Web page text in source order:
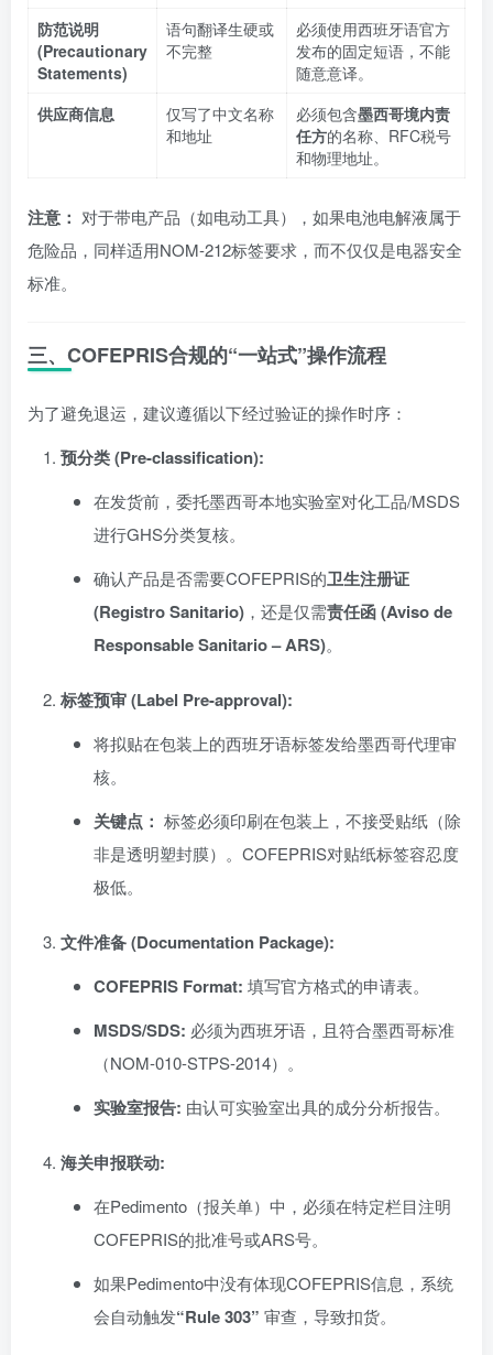
防范说明
(Precautionary
Statements)
语句翻译生硬或
不完整
必须使用西班牙语官方
发布的固定短语，不能
随意意译。
供应商信息
仅写了中文名称
和地址
必须包含墨西哥境内责
任方的名称、RFC税号
和物理地址。
注意： 对于带电产品（如电动工具），如果电池电解液属于
危险品，同样适用NOM-212标签要求，而不仅仅是电器安全
标准。
三、COFEPRIS合规的“一站式”操作流程
为了避免退运，建议遵循以下经过验证的操作时序：
预分类 (Pre-classification):
在发货前，委托墨西哥本地实验室对化工品/MSDS
进行GHS分类复核。
确认产品是否需要COFEPRIS的卫生注册证
(Registro Sanitario) ，还是仅需责任函 (Aviso de
Responsable Sanitario – ARS)。
标签预审 (Label Pre-approval):
将拟贴在包装上的西班牙语标签发给墨西哥代理审
核。
关键点： 标签必须印刷在包装上，不接受贴纸（除
非是透明塑封膜）。COFEPRIS对贴纸标签容忍度
极低。
文件准备 (Documentation Package):
COFEPRIS Format: 填写官方格式的申请表。
MSDS/SDS: 必须为西班牙语，且符合墨西哥标准
（NOM-010-STPS-2014）。
实验室报告: 由认可实验室出具的成分分析报告。
海关申报联动:
在Pedimento（报关单）中，必须在特定栏目注明
COFEPRIS的批准号或ARS号。
如果Pedimento中没有体现COFEPRIS信息，系统
会自动触发“Rule 303” 审查，导致扣货。